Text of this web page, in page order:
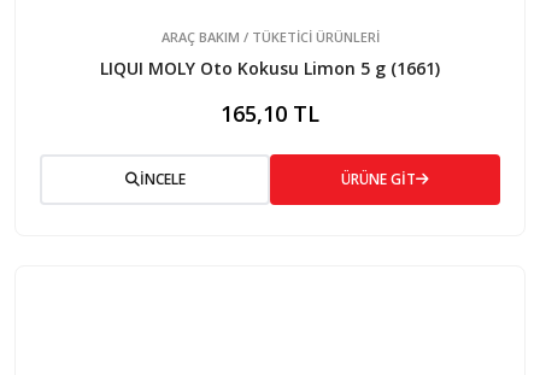
ARAÇ BAKIM / TÜKETİCİ ÜRÜNLERİ
LIQUI MOLY Oto Kokusu Limon 5 g (1661)
165,10 TL
İNCELE ÜRÜNE GİT